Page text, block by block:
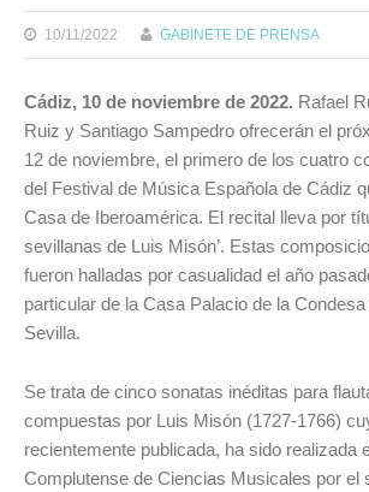
10/11/2022 GABINETE DE PRENSA
Cádiz, 10 de noviembre de 2022. Rafael
Ruiz y Santiago Sampedro ofrecerán el
12 de noviembre, el primero de los cuatro
del Festival de Música Española de Cádiz
Casa de Iberoamérica. El recital lleva por
sevillanas de Luis Misón’. Estas
fueron halladas por casualidad el año
particular de la Casa Palacio de la
Sevilla.
Se trata de cinco sonatas inéditas para
compuestas por Luis Misón (1727-1766)
recientemente publicada, ha sido realizada
Complutense de Ciencias Musicales por el